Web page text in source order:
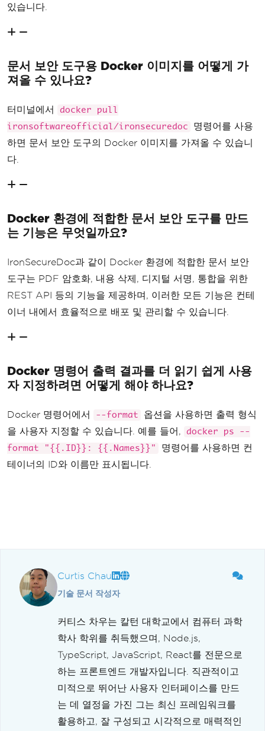
있습니다.
문서 보안 도구용 Docker 이미지를 어떻게 가
져올 수 있나요?
터미널에서
docker pull
ironsoftwareofficial/ironsecuredoc
명령어를 사용
하면 문서 보안 도구의 Docker 이미지를 가져올 수 있습니
다.
Docker 환경에 적합한 문서 보안 도구를 만드
는 기능은 무엇일까요?
IronSecureDoc과 같이 Docker 환경에 적합한 문서 보안
도구는 PDF 암호화, 내용 삭제, 디지털 서명, 통합을 위한
REST API 등의 기능을 제공하며, 이러한 모든 기능은 컨테
이너 내에서 효율적으로 배포 및 관리할 수 있습니다.
Docker 명령어 출력 결과를 더 읽기 쉽게 사용
자 지정하려면 어떻게 해야 하나요?
Docker 명령어에서 --format
옵션을 사용하면 출력 형식
을 사용자 지정할 수 있습니다. 예를 들어,
docker ps --
format "{{.ID}}: {{.Names}}"
명령어를 사용하면 컨
테이너의 ID와 이름만 표시됩니다.
Curtis Chau
기술 문서 작성자
커티스 차우는 칼턴 대학교에서 컴퓨터 과학
학사 학위를 취득했으며, Node.js,
TypeScript, JavaScript, React를 전문으로
하는 프론트엔드 개발자입니다. 직관적이고
미적으로 뛰어난 사용자 인터페이스를 만드
는 데 열정을 가진 그는 최신 프레임워크를
활용하고, 잘 구성되고 시각적으로 매력적인